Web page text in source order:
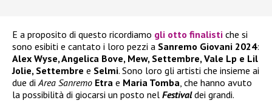
E a proposito di questo ricordiamo gli otto finalisti che si
sono esibiti e cantato i loro pezzi a Sanremo Giovani 2024:
Alex Wyse, Angelica Bove, Mew, Settembre, Vale Lp e Lil
Jolie, Settembre e Selmi. Sono loro gli artisti che insieme ai
due diArea Sanremo Etra e Maria Tomba, che hanno avuto
la possibilità di giocarsi un posto nel Festivaldei grandi.